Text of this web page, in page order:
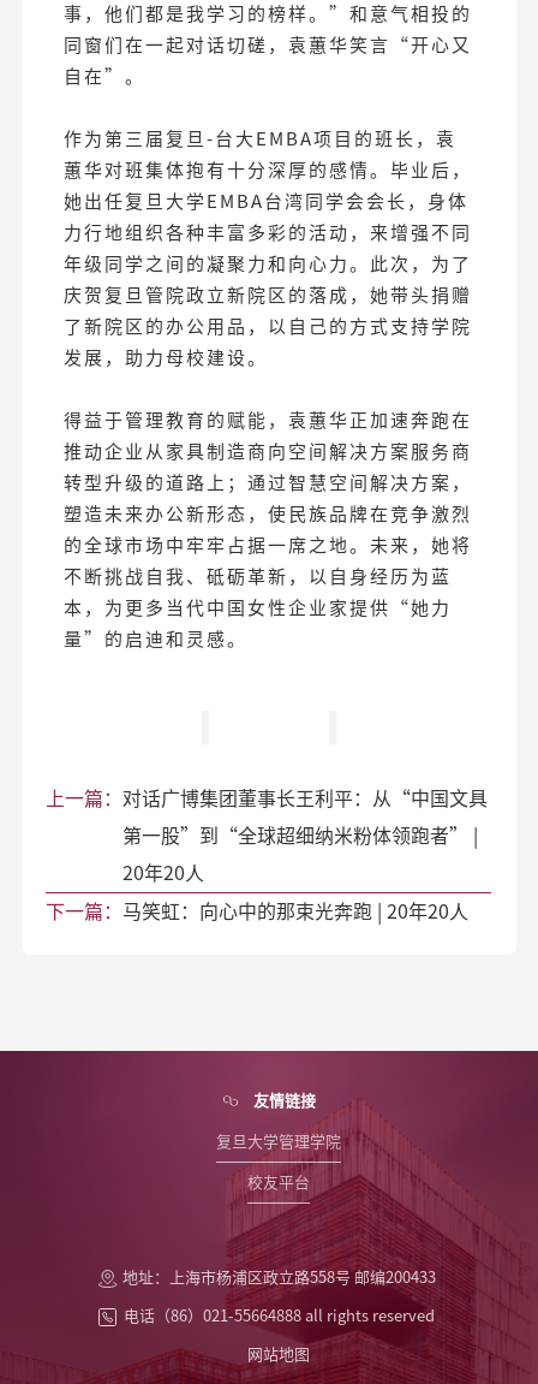
事，他们都是我学习的榜样。”和意气相投的
同窗们在一起对话切磋，袁蕙华笑言“开心又
自在”。
作为第三届复旦-台大EMBA项目的班长，袁
蕙华对班集体抱有十分深厚的感情。毕业后，
她出任复旦大学EMBA台湾同学会会长，身体
力行地组织各种丰富多彩的活动，来增强不同
年级同学之间的凝聚力和向心力。此次，为了
庆贺复旦管院政立新院区的落成，她带头捐赠
了新院区的办公用品，以自己的方式支持学院
发展，助力母校建设。
得益于管理教育的赋能，袁蕙华正加速奔跑在
推动企业从家具制造商向空间解决方案服务商
转型升级的道路上；通过智慧空间解决方案，
塑造未来办公新形态，使民族品牌在竞争激烈
的全球市场中牢牢占据一席之地。未来，她将
不断挑战自我、砥砺革新，以自身经历为蓝
本，为更多当代中国女性企业家提供“她力
量”的启迪和灵感。
上一篇： 对话广博集团董事长王利平：从“中国文具
第一股”到“全球超细纳米粉体领跑者” |
20年20人
下一篇： 马笑虹：向心中的那束光奔跑 | 20年20人
友情链接
复旦大学管理学院
校友平台
地址：上海市杨浦区政立路558号 邮编200433
电话（86）021-55664888 all rights reserved
网站地图